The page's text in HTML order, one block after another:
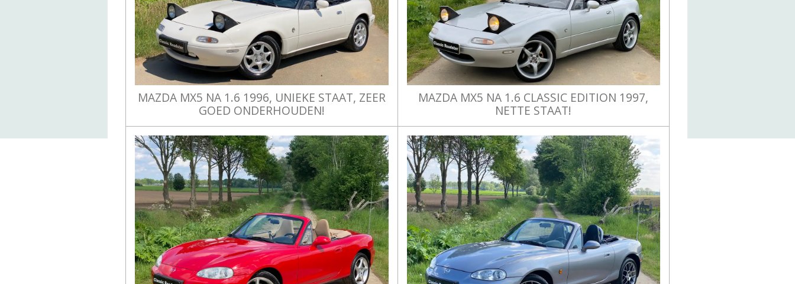
MAZDA MX5 NA 1.6 1996, UNIEKE STAAT, ZEER
GOED ONDERHOUDEN!
MAZDA MX5 NA 1.6 CLASSIC EDITION 1997,
NETTE STAAT!